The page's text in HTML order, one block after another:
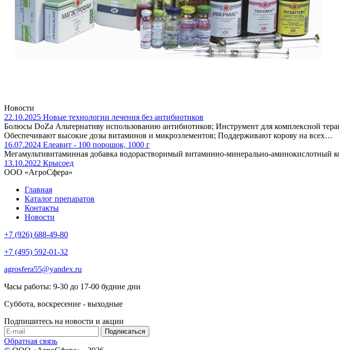
Новости
22.10.2025 Новые технологии лечения без антибиотиков
Болюсы DoZa Альтернативу использованию антибиотиков; Инструмент для комплексной
Обеспечивают высокие дозы витаминов и микроэлементов; Поддерживают корову на всех…
16.07.2024 Елеавит - 100 порошок, 1000 г
Мегамультивитаминная добавка водорастворимый витаминно-минерально-аминокислотный
13.10.2022 Крысоед
ООО «АгроСфера»
Главная
Каталог препаратов
Контакты
Новости
+7 (926) 688-49-80
+7 (495) 592-01-32
agrosfera55@yandex.ru
Часы работы: 9-30 до 17-00 будние дни
Суббота, воскресение - выходные
Подпишитесь на новости и акции
Обратная связь